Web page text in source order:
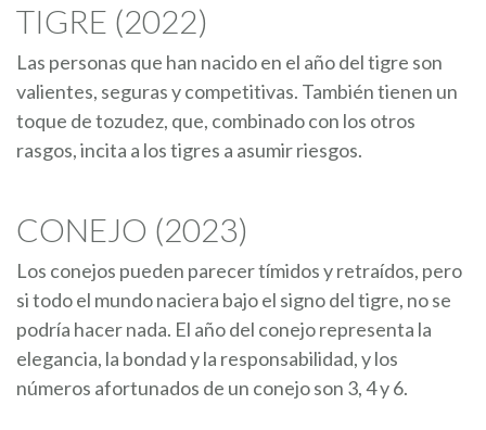
TIGRE (2022)
Las personas que han nacido en el año del tigre son
valientes, seguras y competitivas. También tienen un
toque de tozudez, que, combinado con los otros
rasgos, incita a los tigres a asumir riesgos.
CONEJO (2023)
Los conejos pueden parecer tímidos y retraídos, pero
si todo el mundo naciera bajo el signo del tigre, no se
podría hacer nada. El año del conejo representa la
elegancia, la bondad y la responsabilidad, y los
números afortunados de un conejo son 3, 4 y 6.